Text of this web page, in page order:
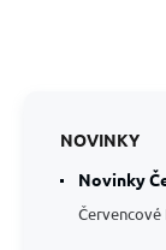
NOVINKY
Novinky